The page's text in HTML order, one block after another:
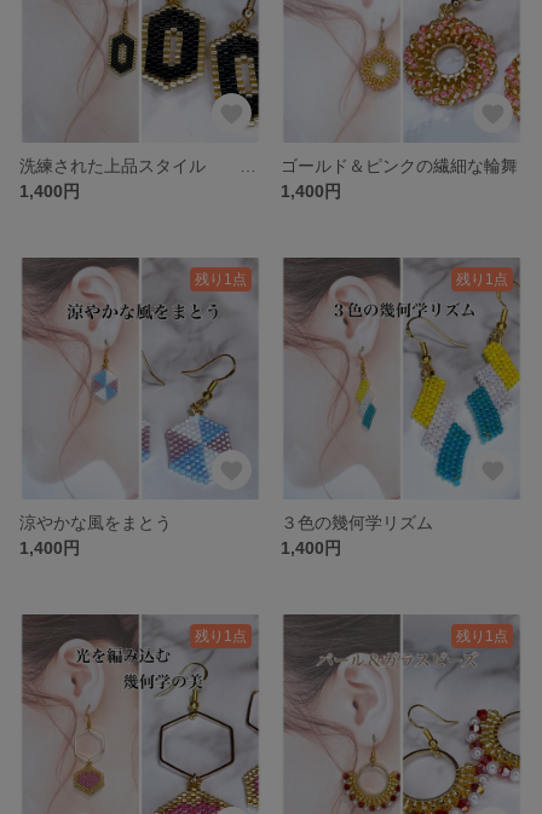
1,400円
ゴールド＆ピンクの繊細な輪舞
1,400円
残り1点
涼やかな風をまとう
1,400円
残り1点
３色の幾何学リズム
1,400円
残り1点 残り1点